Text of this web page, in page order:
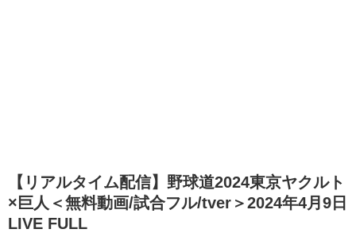
【リアルタイム配信】野球道2024東京ヤクルト
×巨人＜無料動画/試合フル/tver＞2024年4月9日
LIVE FULL